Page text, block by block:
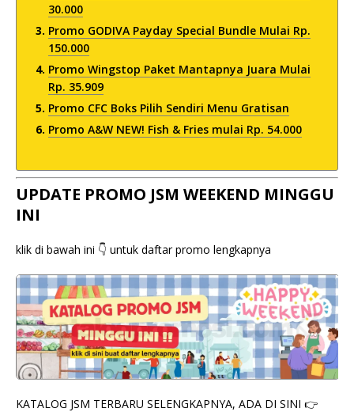
30.000
Promo GODIVA Payday Special Bundle Mulai Rp.
150.000
Promo Wingstop Paket Mantapnya Juara Mulai
Rp. 35.909
Promo CFC Boks Pilih Sendiri Menu Gratisan
Promo A&W NEW! Fish & Fries mulai Rp. 54.000
UPDATE PROMO JSM WEEKEND MINGGU
INI
klik di bawah ini 👇 untuk daftar promo lengkapnya
KATALOG JSM TERBARU SELENGKAPNYA, ADA DI SINI 👉